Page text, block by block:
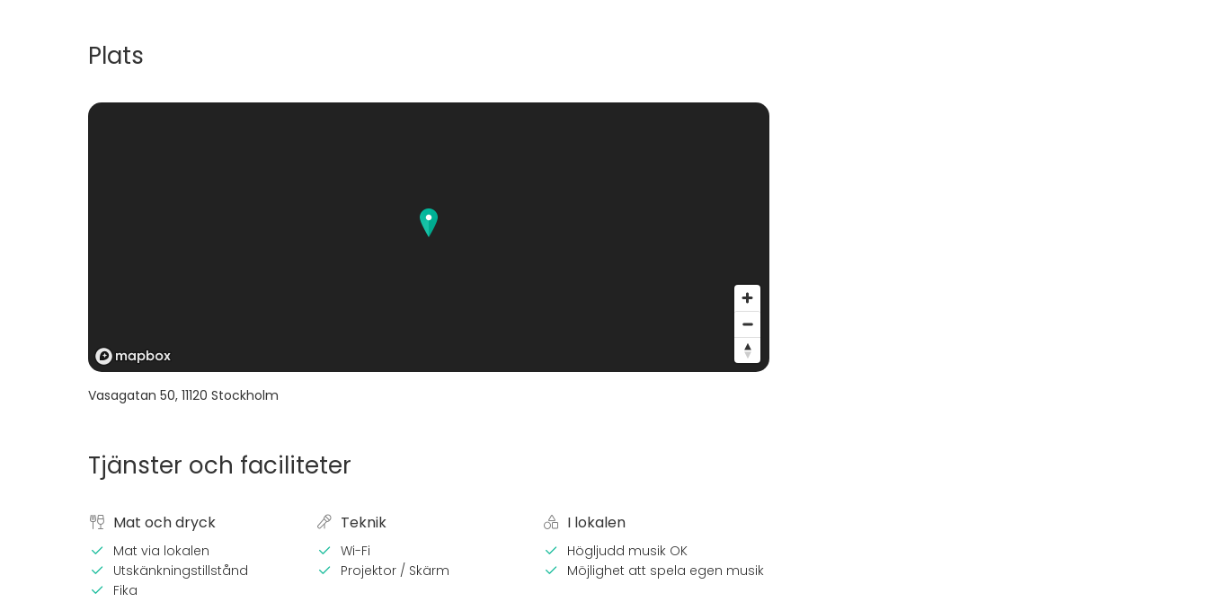
Plats
Vasagatan 50, 11120 Stockholm
Tjänster och faciliteter
Mat och dryck
Mat via lokalen
Utskänkningstillstånd
Fika
Teknik
Wi-Fi
Projektor / Skärm
I lokalen
Högljudd musik OK
Möjlighet att spela egen musik